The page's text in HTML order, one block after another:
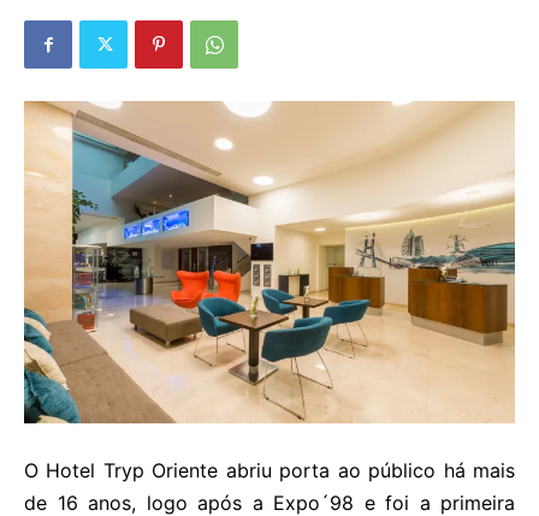
O Hotel Tryp Oriente abriu porta ao público há mais
de 16 anos, logo após a Expo´98 e foi a primeira